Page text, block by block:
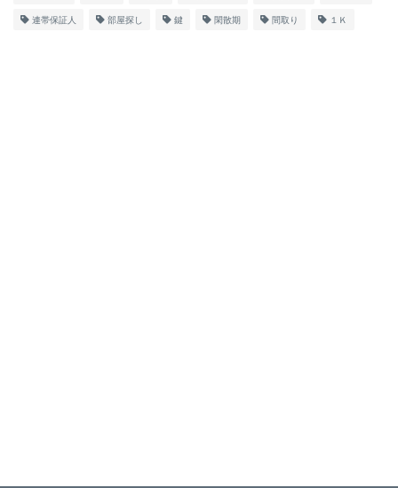
連帯保証人 部屋探し 鍵 閑散期 間取り １Ｋ